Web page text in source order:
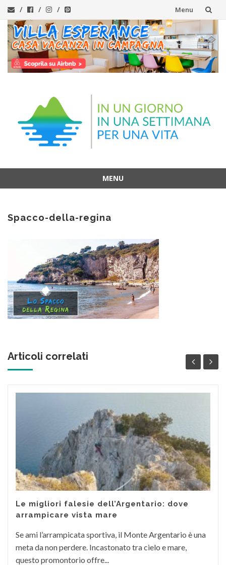
Menu
Vai
al
contenuto
MENU
contenuto
Spacco-della-regina
Articoli correlati
Le migliori falesie dell’Argentario: dove
arrampicare vista mare
Se ami l’arrampicata sportiva, il Monte Argentario è una
meta da non perdere. Incastonato tra cielo e mare,
questo promontorio offre...